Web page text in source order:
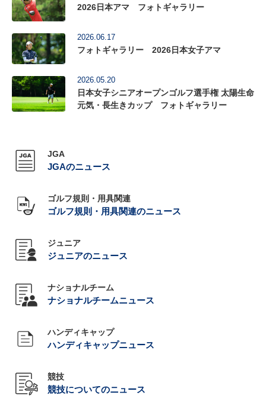
2026日本アマ フォトギャラリー
2026.06.17
フォトギャラリー 2026日本女子アマ
2026.05.20
日本女子シニアオープンゴルフ選手権 太陽生命
元気・長生きカップ フォトギャラリー
JGA
JGAのニュース
ゴルフ規則・用具関連
ゴルフ規則・用具関連のニュース
ジュニア
ジュニアのニュース
ナショナルチーム
ナショナルチームニュース
ハンディキャップ
ハンディキャップニュース
競技
競技についてのニュース